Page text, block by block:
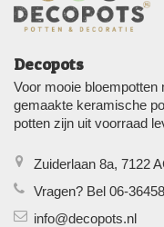
Decopots
Voor mooie
gemaakte keramische
potten zijn uit voorraad
Zuiderlaan 8a, 7122
Vragen? Bel 06-
info@decopots.nl